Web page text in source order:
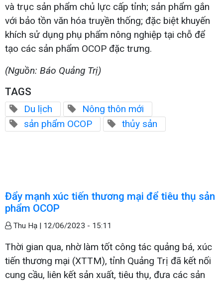
và trục sản phẩm chủ lực cấp tỉnh; sản phẩm gắn
với bảo tồn văn hóa truyền thống; đặc biệt khuyến
khích sử dụng phụ phẩm nông nghiệp tại chỗ để
tạo các sản phẩm OCOP đặc trưng.
(Nguồn: Báo Quảng Trị)
TAGS
Du lịch
Nông thôn mới
sản phẩm OCOP
thủy sản
Đẩy mạnh xúc tiến thương mại để tiêu thụ sản
phẩm OCOP
Thu Hạ | 12/06/2023 - 15:11
Thời gian qua, nhờ làm tốt công tác quảng bá, xúc
tiến thương mại (XTTM), tỉnh Quảng Trị đã kết nối
cung cầu, liên kết sản xuất, tiêu thụ, đưa các sản